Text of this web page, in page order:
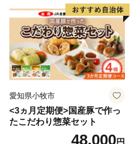
愛知県小牧市
<3ヵ月定期便>国産豚で作っ
たこだわり惣菜セット
48,000円